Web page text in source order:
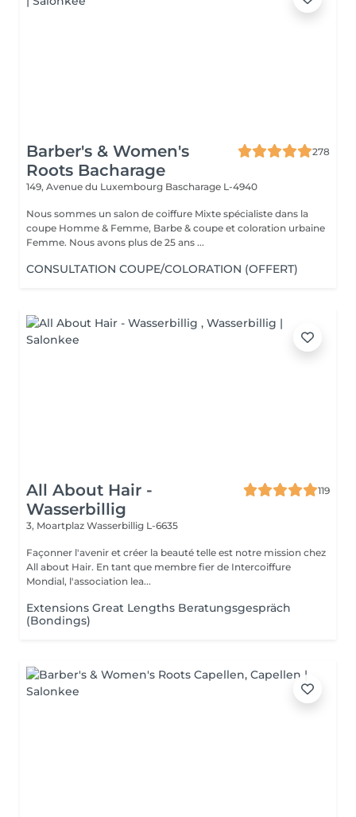
Barber's & Women's
Roots Bacharage
278
149, Avenue du Luxembourg Bascharage L-4940
Nous sommes un salon de coiffure Mixte spécialiste dans la
coupe Homme & Femme, Barbe & coupe et coloration urbaine
Femme. Nous avons plus de 25 ans ...
CONSULTATION COUPE/COLORATION (OFFERT)
All About Hair -
Wasserbillig
119
3, Moartplaz Wasserbillig L-6635
Façonner l'avenir et créer la beauté telle est notre mission chez
All about Hair. En tant que membre fier de Intercoiffure
Mondial, l'association lea...
Extensions Great Lengths Beratungsgespräch
(Bondings)